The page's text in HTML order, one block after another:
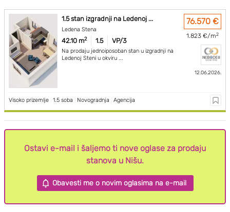
1.5 stan izgradnji na Ledenoj ...
Ledena Stena
42.10 m2 1.5 VP/3
Na prodaju jednoiposoban stan u izgradnji na
Ledenoj Steni u okviru ...
76.570 €
1.823 €/m2
12.06.2026.
Visoko prizemlje 1.5 soba Novogradnja Agencija
Ostavi e-mail i šaljemo ti nove oglase za prodaju
stanova u Nišu.
Obavesti me o novim oglasima na e-mail